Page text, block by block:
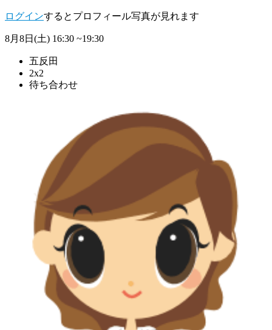
ログインするとプロフィール写真が見れます
8月8日(土) 16:30 ~19:30
五反田
2x2
待ち合わせ